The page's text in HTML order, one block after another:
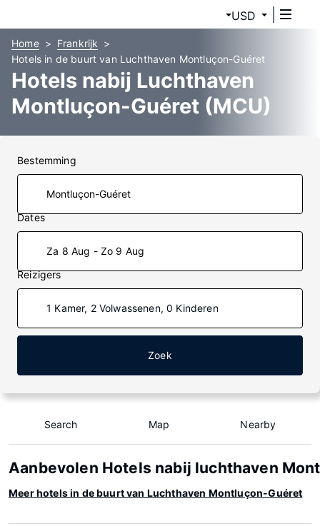
USD
Home
Frankrijk
Hotels in de buurt van Luchthaven Montluçon-Guéret
Hotels nabij Luchthaven
Montluçon-Guéret (MCU)
Bestemming
Dates
Za 8 Aug - Zo 9 Aug
Reizigers
1 Kamer, 2 Volwassenen, 0 Kinderen
Zoek
Search Map Nearby
Aanbevolen Hotels nabij luchthaven
Meer hotels in de buurt van Luchthaven Montluçon-Guéret